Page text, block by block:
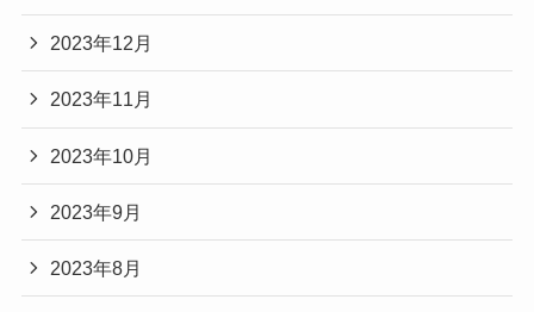
2023年12月
2023年11月
2023年10月
2023年9月
2023年8月